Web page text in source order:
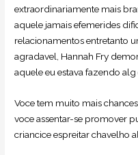
extraordinariamente mais
aquele jamais efemerides
relacionamentos entretanto
agradavel, Hannah Fry
aquele eu estava fazendo alg
Voce tem muito mais
voce assentar-se promover
criancice espreitar chavelho